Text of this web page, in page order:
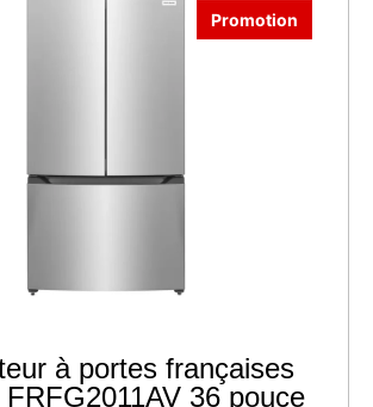
Promotion
à portes françaises
36 pouce